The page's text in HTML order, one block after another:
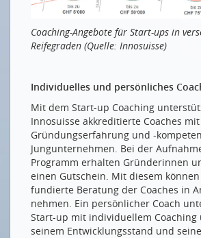
Wenn Start-ups erwachsen werden
Drucken
Coaching-Angebote für Start-ups in
Reifegraden (Quelle: Innosuisse)
Individuelles und persönliches
Mit dem Start-up Coaching
Innosuisse akkreditierte Coaches
Gründungserfahrung und -
Jungunternehmen. Bei der
Programm erhalten Gründerinnen
einen Gutschein. Mit diesem
fundierte Beratung der Coaches in
nehmen. Ein persönlicher Coach
Start-up mit individuellem Coaching
seinem Entwicklungsstand und